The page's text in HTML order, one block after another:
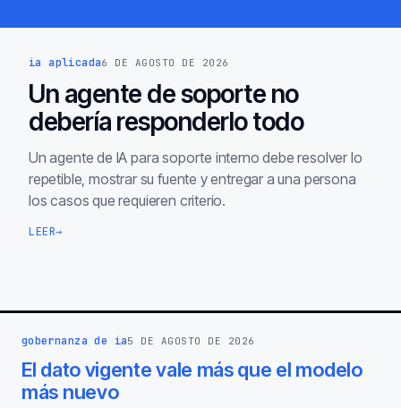
ia aplicada6 DE AGOSTO DE 2026
Un agente de soporte no
debería responderlo todo
Un agente de IA para soporte interno debe resolver lo
repetible, mostrar su fuente y entregar a una persona
los casos que requieren criterio.
LEER→
gobernanza de ia5 DE AGOSTO DE 2026
El dato vigente vale más que el modelo
más nuevo